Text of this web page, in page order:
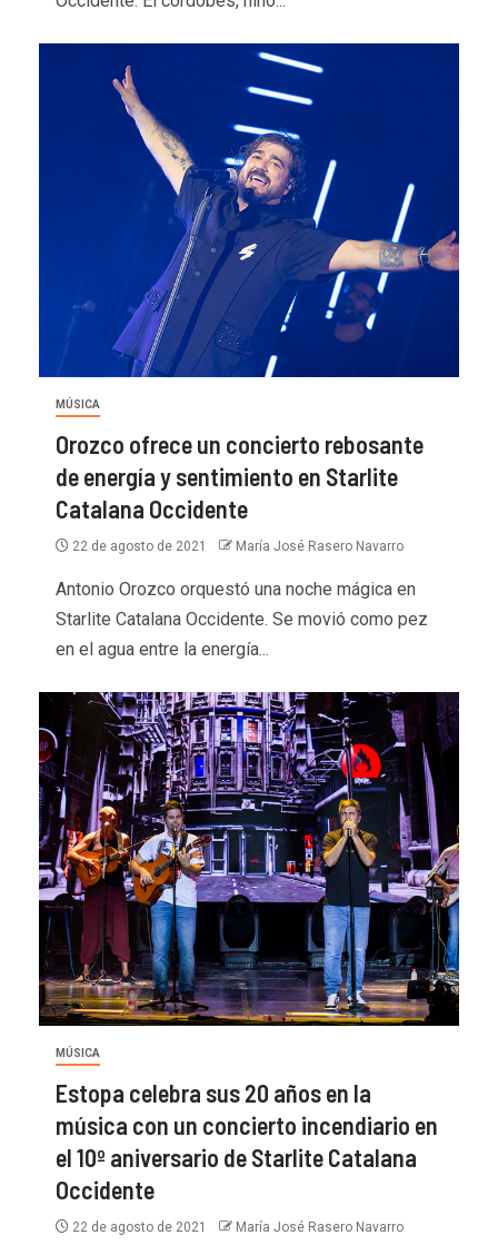
MÚSICA
Orozco ofrece un concierto rebosante
de energía y sentimiento en Starlite
Catalana Occidente
22 de agosto de 2021 María José Rasero Navarro
Antonio Orozco orquestó una noche mágica en
Starlite Catalana Occidente. Se movió como pez
en el agua entre la energía...
MÚSICA
Estopa celebra sus 20 años en la
música con un concierto incendiario en
el 10º aniversario de Starlite Catalana
Occidente
22 de agosto de 2021 María José Rasero Navarro